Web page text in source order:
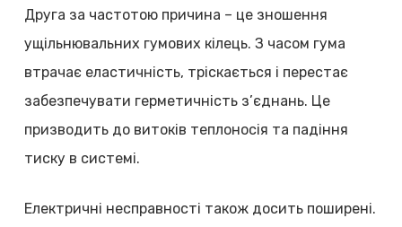
Друга за частотою причина – це зношення
ущільнювальних гумових кілець. З часом гума
втрачає еластичність, тріскається і перестає
забезпечувати герметичність з’єднань. Це
призводить до витоків теплоносія та падіння
тиску в системі.
Електричні несправності також досить поширені.